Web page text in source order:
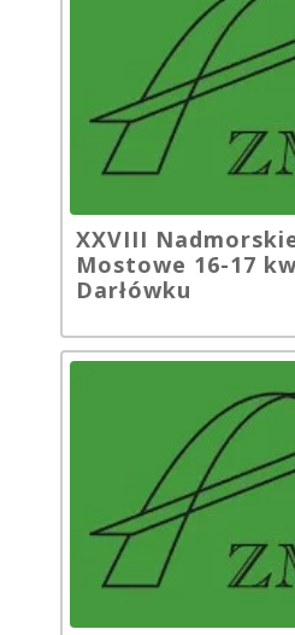
XXVIII
Mostowe 16-17
Darłówku